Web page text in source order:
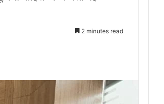
2 minutes read